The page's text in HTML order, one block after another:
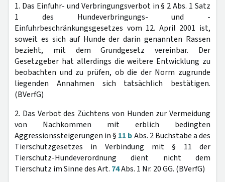
1. Das Einfuhr- und Verbringungsverbot in § 2 Abs. 1 Satz
1 des Hundeverbringungs- und -
Einfuhrbeschränkungsgesetzes vom 12. April 2001 ist,
soweit es sich auf Hunde der darin genannten Rassen
bezieht, mit dem Grundgesetz vereinbar. Der
Gesetzgeber hat allerdings die weitere Entwicklung zu
beobachten und zu prüfen, ob die der Norm zugrunde
liegenden Annahmen sich tatsächlich bestätigen.
(BVerfG)
2. Das Verbot des Züchtens von Hunden zur Vermeidung
von Nachkommen mit erblich bedingten
Aggressionssteigerungen in § 11 bAbs. 2 Buchstabe a des
Tierschutzgesetzes in Verbindung mit § 11 der
Tierschutz-Hundeverordnung dient nicht dem
Tierschutz im Sinne des Art. 74Abs. 1 Nr. 20 GG. (BVerfG)